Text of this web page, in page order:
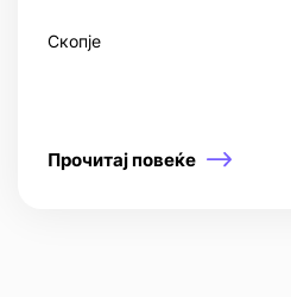
Скопје
Прочитај повеќе